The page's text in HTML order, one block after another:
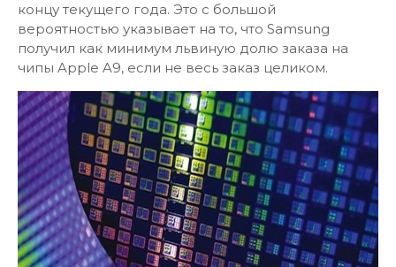
концу текущего года. Это с большой
вероятностью указывает на то, что Samsung
получил как минимум львиную долю заказа на
чипы Apple A9, если не весь заказ целиком.